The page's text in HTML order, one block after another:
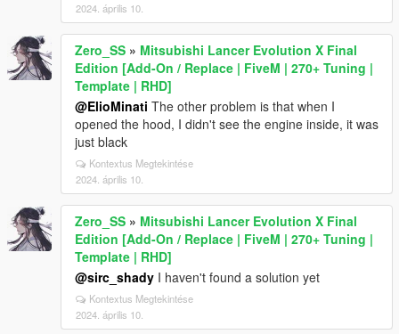
2024. április 10.
Zero_SS » Mitsubishi Lancer Evolution X Final
Edition [Add-On / Replace | FiveM | 270+ Tuning |
Template | RHD]
@ElioMinati The other problem is that when I
opened the hood, I didn't see the engine inside, it was
just black
Kontextus Megtekintése
2024. április 10.
Zero_SS » Mitsubishi Lancer Evolution X Final
Edition [Add-On / Replace | FiveM | 270+ Tuning |
Template | RHD]
@sirc_shady I haven't found a solution yet
Kontextus Megtekintése
2024. április 10.